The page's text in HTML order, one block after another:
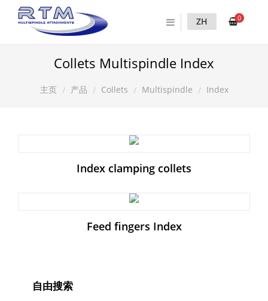
0
ZH
Collets Multispindle Index
主页 产品 Collets Multispindle Index
Index clamping collets
Feed fingers Index
自由搜索